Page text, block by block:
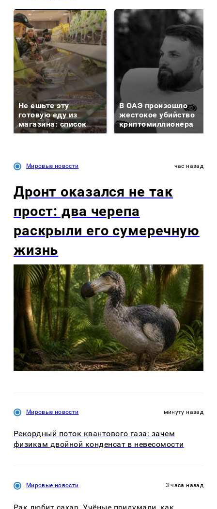
Не ешьте эту
готовую еду из
магазина: список
В ОАЭ произошло
жестокое убийство
криптомиллионера
Мировые новости час назад
Дронт оказался не так
прост: два черепа
раскрыли его сумеречную
жизнь
Мировые новости минуту назад
Рекордный поток квантового газа: зачем
физикам двойной конденсат в невесомости
Мировые новости 3 часа назад
Рак любит сахар. Учёные придумали, как